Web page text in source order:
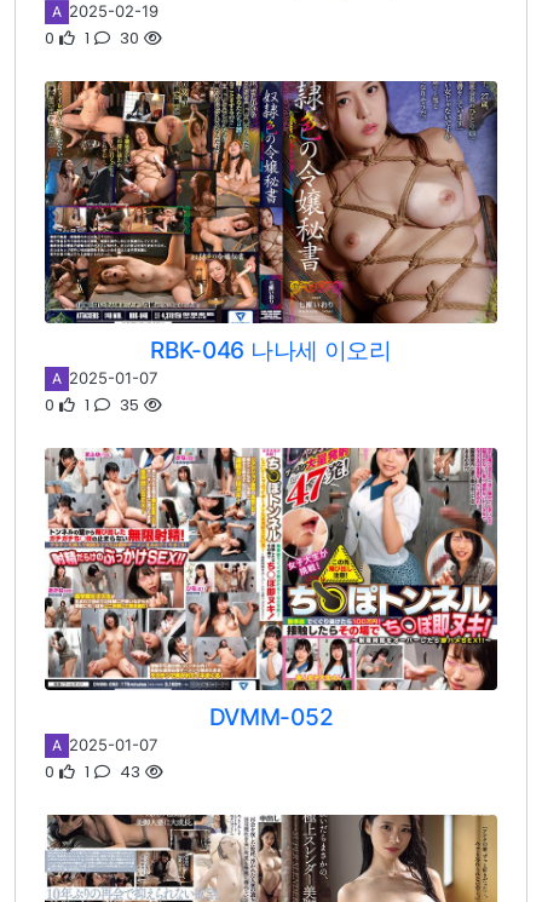
A 2025-02-19
0 1 30
RBK-046 나나세 이오리
A 2025-01-07
0 1 35
DVMM-052
A 2025-01-07
0 1 43